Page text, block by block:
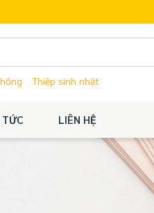
Thiệp sinh nhật
LIÊN HỆ